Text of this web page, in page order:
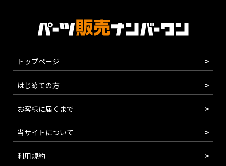
トップページ
はじめての方
お客様に届くまで
当サイトについて
利用規約